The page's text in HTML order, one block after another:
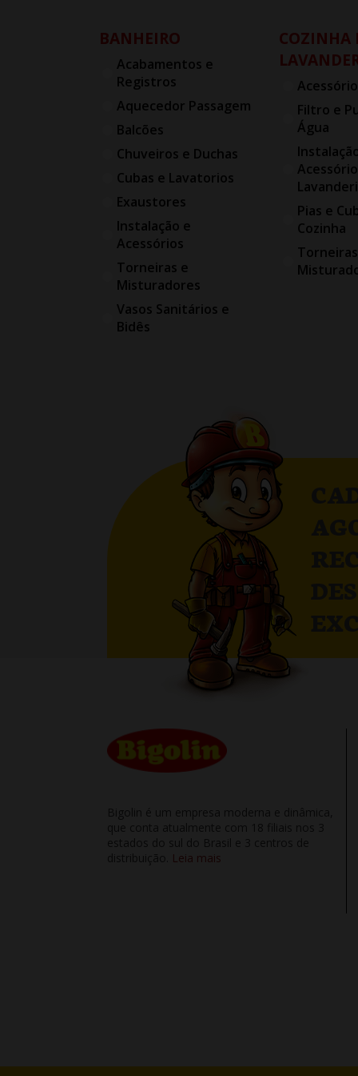
BANHEIRO
Acabamentos e
Registros
Aquecedor Passagem
Balcões
Chuveiros e Duchas
Cubas e Lavatorios
Exaustores
Instalação e
Acessórios
Torneiras e
Misturadores
Vasos Sanitários e
Bidês
COZINHA
Filtro e
Água
Pias e
Cozinha
Leia mais